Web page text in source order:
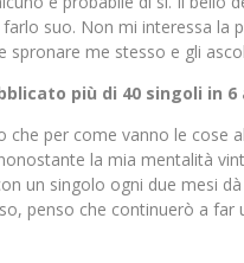
suo. Non mi interessa la
spronare me stesso e gli
più di 40 singoli in
che per come vanno le cose
la mia mentalità
un singolo ogni due mesi
penso che continuerò a far